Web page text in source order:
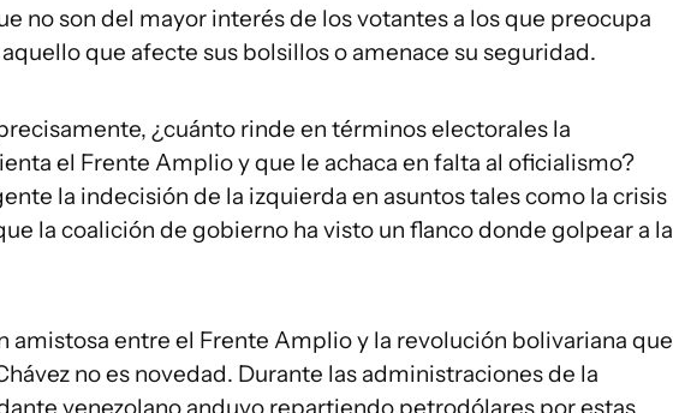
no son del mayor interés de los votantes a los que preocupa
que afecte sus bolsillos o amenace su seguridad.
¿cuánto rinde en términos electorales la
el Frente Amplio y que le achaca en falta al oficialismo?
la indecisión de la izquierda en asuntos tales como la crisis
la coalición de gobierno ha visto un flanco donde golpear a la
amistosa entre el Frente Amplio y la revolución bolivariana que
no es novedad. Durante las administraciones de la